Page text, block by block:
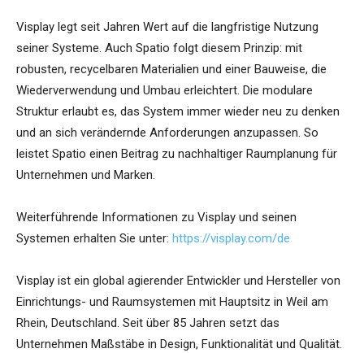
Visplay legt seit Jahren Wert auf die langfristige Nutzung
seiner Systeme. Auch Spatio folgt diesem Prinzip: mit
robusten, recycelbaren Materialien und einer Bauweise, die
Wiederverwendung und Umbau erleichtert. Die modulare
Struktur erlaubt es, das System immer wieder neu zu denken
und an sich verändernde Anforderungen anzupassen. So
leistet Spatio einen Beitrag zu nachhaltiger Raumplanung für
Unternehmen und Marken.
Weiterführende Informationen zu Visplay und seinen
Systemen erhalten Sie unter: https://visplay.com/de
Visplay ist ein global agierender Entwickler und Hersteller von
Einrichtungs- und Raumsystemen mit Hauptsitz in Weil am
Rhein, Deutschland. Seit über 85 Jahren setzt das
Unternehmen Maßstäbe in Design, Funktionalität und Qualität.